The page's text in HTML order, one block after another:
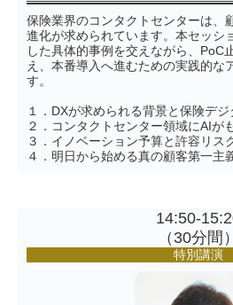
保険業界のコンタクトセンターは、
進化が求められています。本セッシ
した具体的事例を交えながら、PoC
え、本番導入へ進むための実践的な
す。
１．DXが求められる背景と保険デ
２．コンタクトセンター領域にAIが
３．イノベーション予算と許容リス
４．明日から始める真の顧客第一主
14:50-
（30分間）
特別講演